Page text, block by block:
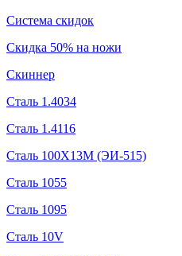
Система скидок
Скидка 50% на ножи
Скиннер
Сталь 1.4034
Сталь 1.4116
Сталь 100Х13М (ЭИ-515)
Сталь 1055
Сталь 1095
Сталь 10V